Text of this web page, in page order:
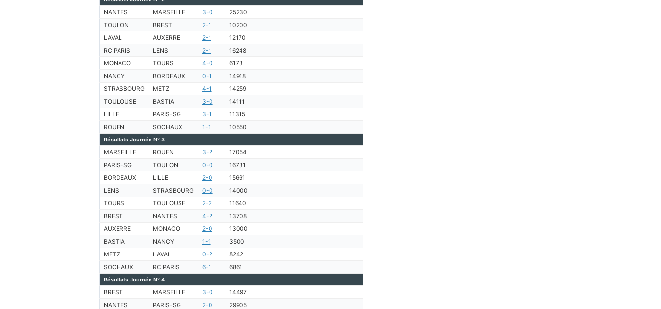
NANTES MARSEILLE 3-0
25230
TOULON
BREST 2-1
10200
LAVAL
AUXERRE 2-1
12170
RC PARIS
LENS 2-1
16248
MONACO
TOURS 4-0
6173
NANCY
BORDEAUX 0-1
14918
STRASBOURG
METZ 4-1
14259
TOULOUSE
BASTIA 3-0
14111
LILLE
PARIS-SG 3-1
11315
ROUEN
SOCHAUX 1-1 10550
Résultats Journée N° 3
MARSEILLE ROUEN 3-2
17054
PARIS-SG
TOULON 0-0
16731
BORDEAUX
LILLE 2-0
15661
LENS
STRASBOURG 0-0
14000
TOURS
TOULOUSE 2-2
11640
BREST
NANTES 4-2
13708
AUXERRE
MONACO 2-0
13000
BASTIA
NANCY 1-1
3500
METZ
LAVAL 0-2
8242
SOCHAUX
RC PARIS 6-1 6861
Résultats Journée N° 4
BREST MARSEILLE 3-0
14497
NANTES
PARIS-SG 2-0
29905